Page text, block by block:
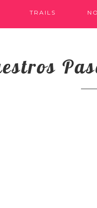
TRAILS